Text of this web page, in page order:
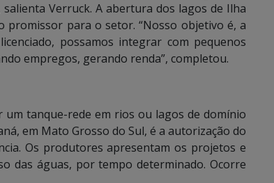
Verruck. A abertura dos lagos de Ilha
promissor para o setor. “Nosso objetivo é, a
possamos integrar com pequenos
empregos, gerando renda”, completou.
tanque-rede em rios ou lagos de domínio
em Mato Grosso do Sul, é a autorização do
Os produtores apresentam os projetos e
das águas, por tempo determinado. Ocorre